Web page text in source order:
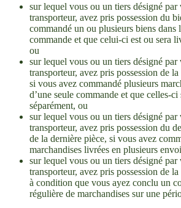
sur lequel vous ou un tiers désigné par
transporteur, avez pris possession du
commandé un ou plusieurs biens dans
commande et que celui-ci est ou sera
ou
sur lequel vous ou un tiers désigné par
transporteur, avez pris possession de
si vous avez commandé plusieurs
d’une seule commande et que celles-
séparément, ou
sur lequel vous ou un tiers désigné par
transporteur, avez pris possession du
de la dernière pièce, si vous avez
marchandises livrées en plusieurs
sur lequel vous ou un tiers désigné par
transporteur, avez pris possession de
à condition que vous ayez conclu un
régulière de marchandises sur une